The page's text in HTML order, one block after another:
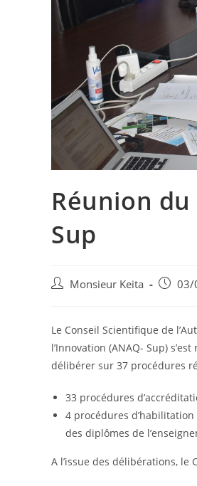
Réunion du
Sup
Monsieur Keita 03/
Le Conseil Scientifique de
l’Innovation (ANAQ- Sup)
délibérer sur 37 procédures
3️3 procédures
4 procédures d’habilitation
des diplômes de
A l’issue des délibérations,